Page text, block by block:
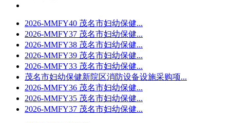
2026-MMFY40 茂名市妇幼保健...
2026-MMFY37 茂名市妇幼保健...
2026-MMFY38 茂名市妇幼保健...
2026-MMFY39 茂名市妇幼保健...
2026-MMFY33 茂名市妇幼保健...
茂名市妇幼保健新院区消防设备设施采购项...
2026-MMFY36 茂名市妇幼保健...
2026-MMFY35 茂名市妇幼保健...
2026-MMFY37 茂名市妇幼保健...